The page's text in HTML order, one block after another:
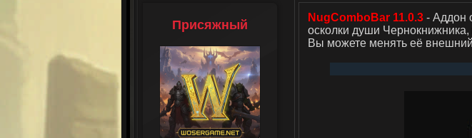
Присяжный
NugComboBar 11.0.3 - Аддон
осколки души
Вы можете менять её